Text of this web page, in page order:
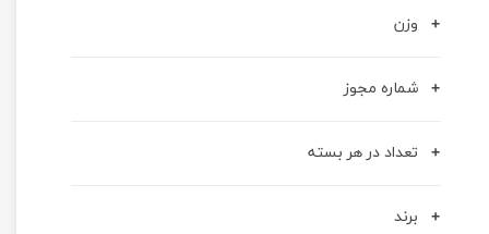
وزن
شماره مجوز
تعداد در هر بسته
برند